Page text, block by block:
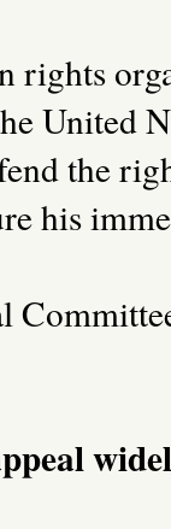
rights
United
the
his